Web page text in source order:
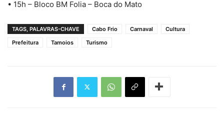
• 15h – Bloco BM Folia – Boca do Mato
TAGS, PALAVRAS-CHAVE Cabo Frio Carnaval
Cultura
Prefeitura
Tamoios Turismo